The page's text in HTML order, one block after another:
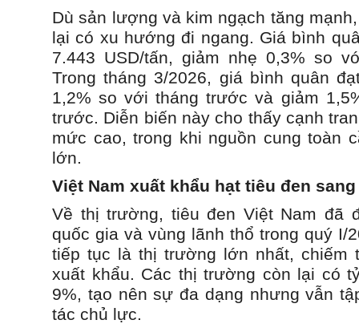
Dù sản lượng và kim ngạch tăng
lại có xu hướng đi ngang. Giá bình
7.443 USD/tấn, giảm nhẹ 0,3% so
Trong tháng 3/2026, giá bình quân
1,2% so với tháng trước và giảm
trước. Diễn biến này cho thấy cạnh
mức cao, trong khi nguồn cung toàn
lớn.
Việt Nam xuất khẩu hạt tiêu đen
Về thị trường, tiêu đen Việt Nam đã
quốc gia và vùng lãnh thổ trong quý I/
tiếp tục là thị trường lớn nhất, chiếm
xuất khẩu. Các thị trường còn lại có
9%, tạo nên sự đa dạng nhưng vẫn
tác chủ lực.